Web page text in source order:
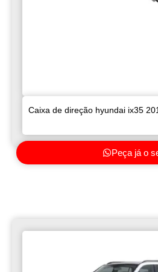
Caixa de direção hyundai ix35
Peça já o